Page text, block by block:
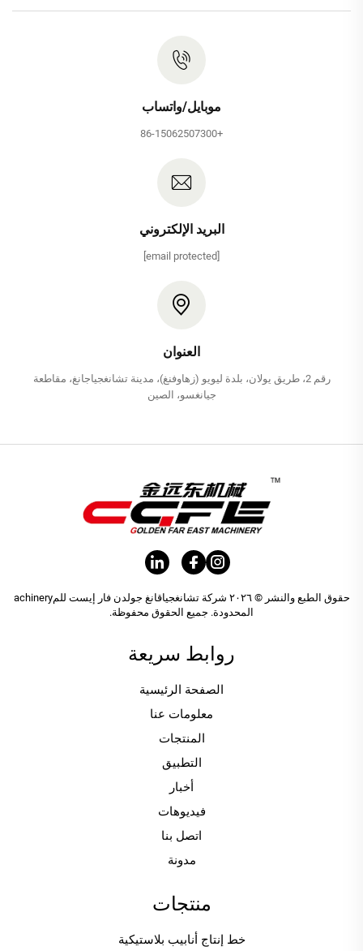
موبايل/واتساب
+86-15062507300
البريد الإلكتروني
العنوان
رقم 2، طريق يولان، بلدة ليويو (زهاوفنغ)، مدينة تشانغجياجانغ، مقاطعة
جيانغسو، الصين
حقوق الطبع والنشر © ٢٠٢٦ شركة تشانغجياقانغ جولدن فار إيست للمachinery
المحدودة. جميع الحقوق محفوظة.
روابط سريعة
الصفحة الرئيسية
معلومات عنا
المنتجات
التطبيق
أخبار
فيديوهات
اتصل بنا
مدونة
منتجات
خط إنتاج أنابيب بلاستيكية